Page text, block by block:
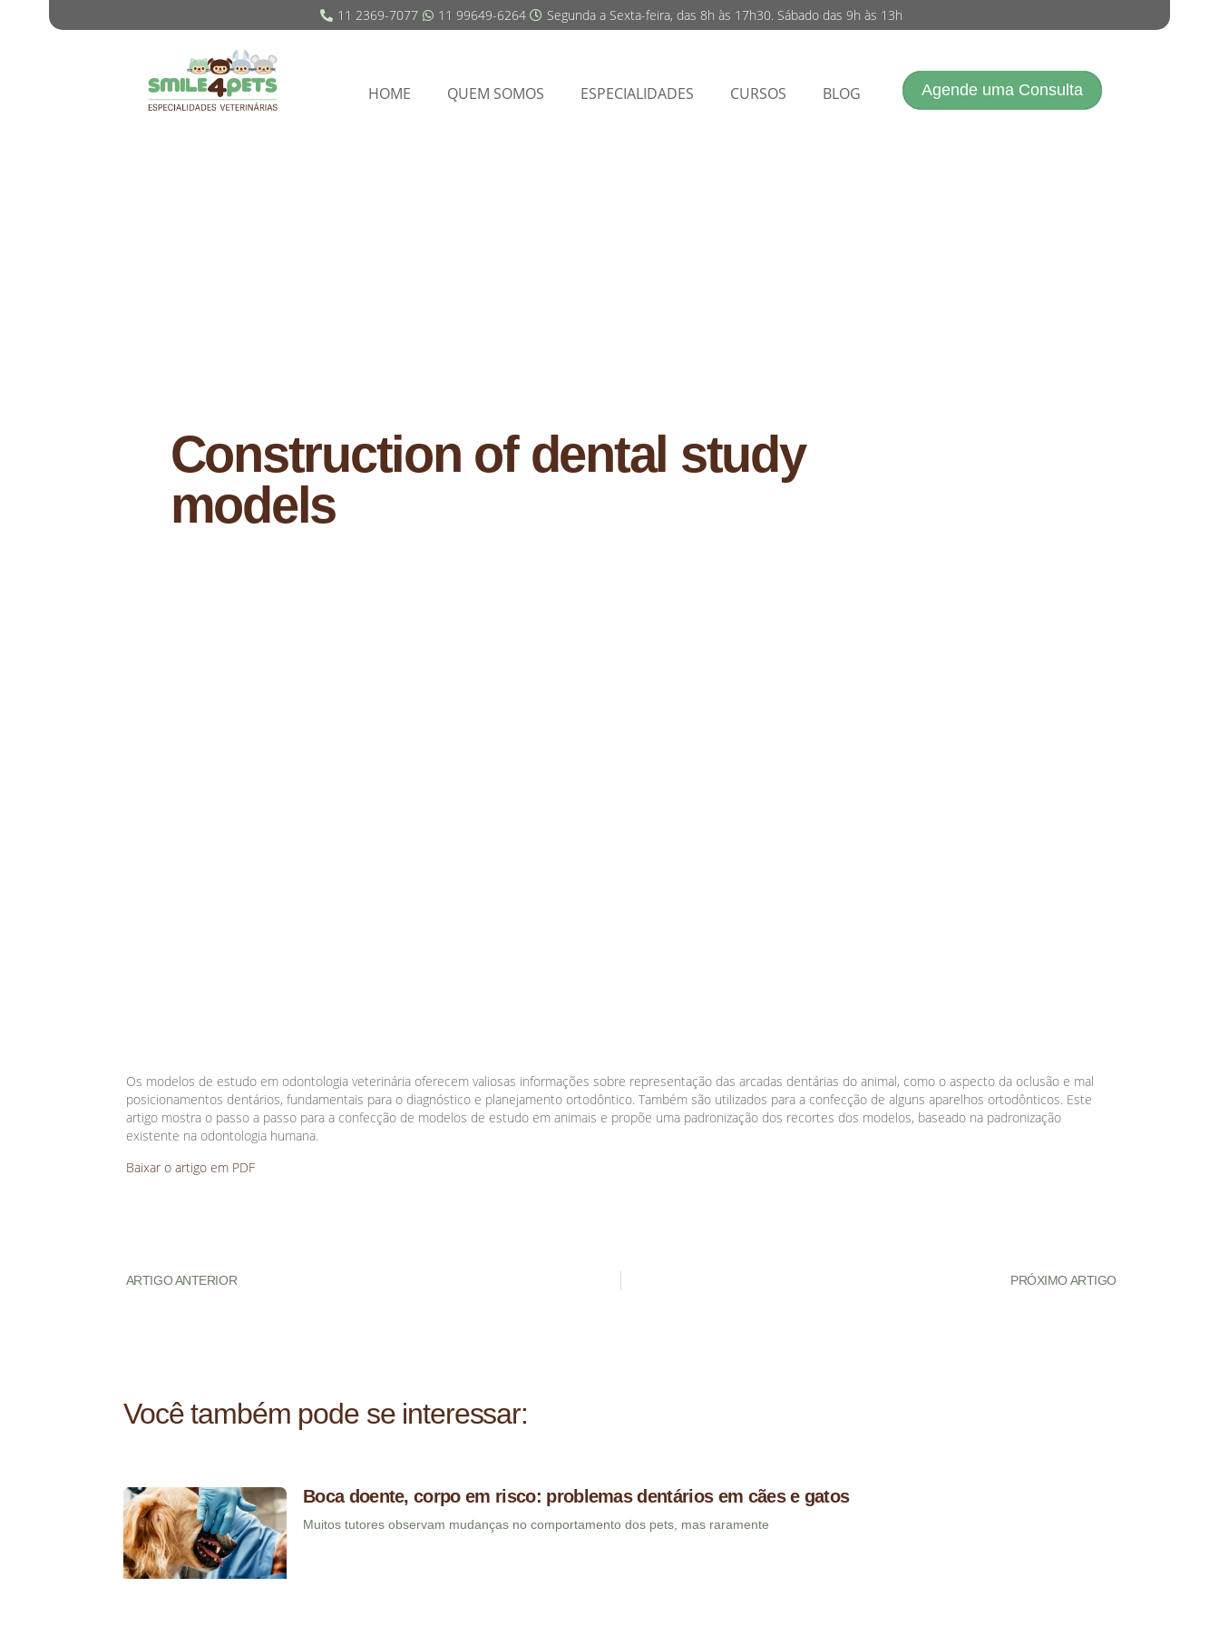
11 2369-7077 11 99649-6264 Segunda a Sexta-feira, das 8h às 17h30. Sábado das 9h às 13h
HOME QUEM SOMOS ESPECIALIDADES CURSOS BLOG Agende uma Consulta
Construction of dental study
models
Os modelos de estudo em odontologia veterinária oferecem valiosas informações sobre representação das arcadas dentárias do animal, como o aspecto da oclusão e mal
posicionamentos dentários, fundamentais para o diagnóstico e planejamento ortodôntico. Também são utilizados para a confecção de alguns aparelhos ortodônticos. Este
artigo mostra o passo a passo para a confecção de modelos de estudo em animais e propõe uma padronização dos recortes dos modelos, baseado na padronização
existente na odontologia humana.
Baixar o artigo em PDF
ARTIGO ANTERIOR PRÓXIMO ARTIGO
Você também pode se interessar:
Boca doente, corpo em risco: problemas dentários em cães e gatos
Muitos tutores observam mudanças no comportamento dos pets, mas raramente